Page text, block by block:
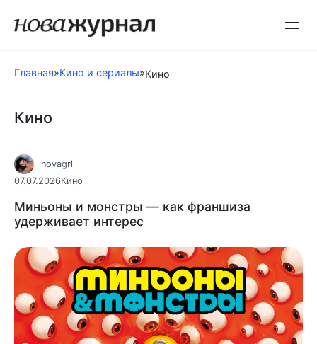
Главная»Кино и сериалы»Кино
Кино
novagrl
07.07.2026Кино
Миньоны и монстры — как франшиза
удерживает интерес